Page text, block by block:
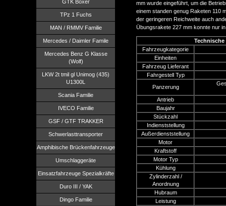
GTK Boxer
TPz 1 Fuchs
MAN / RMMV Familie
Mercedes / Daimler Famile
Mercedes Benz G Klasse
(Wolf)
LKW 2t tmil gl Unimog (435)
U1300L
Scania Familie
IVECO Familie
GSF / GTF TRAKKER
Schwerlasttransporter
Amphibische Brückenfahrzeuge
Umschlaggeräte
Einsatzfahrzeuge Spezialkräfte
Duro III / YAK
Dingo Familie
mm wurde eingeführt, um die
einem standen genug Raketen 110
der geringeren Reichweite auch
Übungsrakete 227 mm konnte nur
Technische
Fahrzeugkategorie
Einheiten
Fahrzeug Lieferant
Fahrgestell Typ
Panzerung
Antrieb
Baujahr
Stückzahl
Indienststellung
Außerdienststellung
Motor
Kraftstoff
Motor Typ
Kühlung
Zylinderzahl /
Anordnung
Hubraum
Leistung